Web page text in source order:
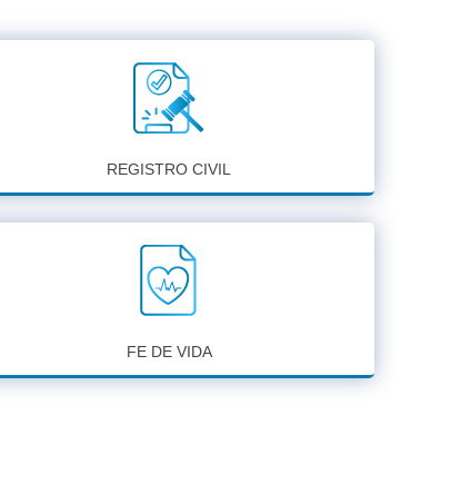
REGISTRO CIVIL
FE DE VIDA